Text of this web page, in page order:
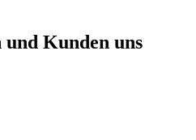
Kunden uns